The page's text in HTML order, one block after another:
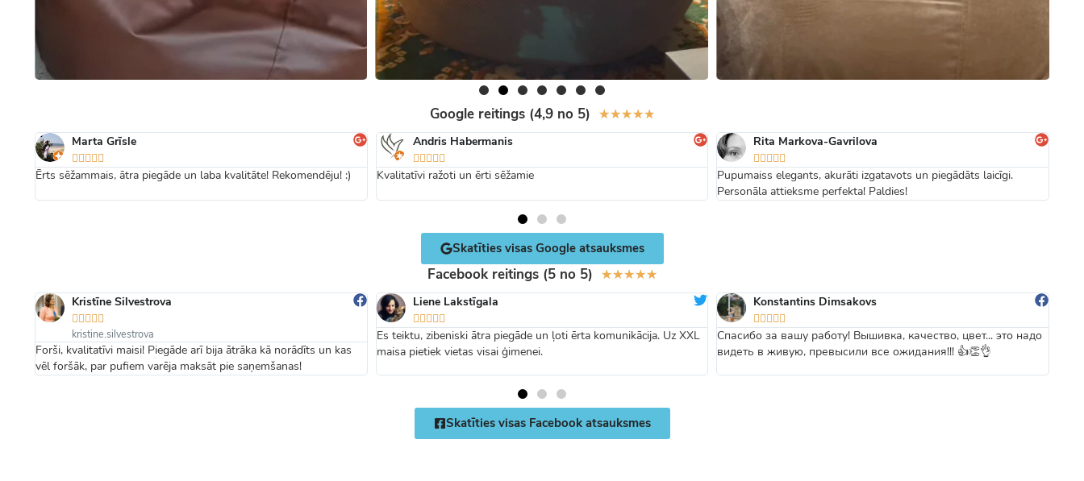
Google reitings (4,9 no 5) ★★★★★
Marta Grīsle
    
Ērts sēžammais, ātra piegāde un laba kvalitāte! Rekomendēju! :)
Andris Habermanis
    
Kvalitatīvi ražoti un ērti sēžamie
Rita Markova-Gavrilova
    
Pupumaiss elegants, akurāti izgatavots un piegādāts laicīgi.
Personāla attieksme perfekta! Paldies!
Skatīties visas Google atsauksmes
Facebook reitings (5 no 5) ★★★★★
Kristīne Silvestrova
    
kristine.silvestrova
Forši, kvalitatīvi maisi! Piegāde arī bija ātrāka kā norādīts un kas
vēl foršāk, par pufiem varēja maksāt pie saņemšanas!
Liene Lakstīgala
    
Es teiktu, zibeniski ātra piegāde un ļoti ērta komunikācija. Uz XXL
maisa pietiek vietas visai ģimenei.
Konstantins Dimsakovs
    
Спасибо за вашу работу! Вышивка, качество, цвет... это надо
видеть в живую, превысили все ожидания!!! 👍👏👌
Skatīties visas Facebook atsauksmes